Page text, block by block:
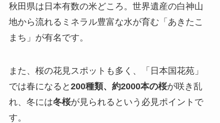
秋田県は日本有数の米どころ。世界遺産の白神山
地から流れるミネラル豊富な水が育む「あきたこ
まち」が有名です。
また、桜の花見スポットも多く、「日本国花苑」
では春になると 200種類、約2000本の桜が咲き乱
れ、冬には冬桜が見られるという必見ポイントで
す。